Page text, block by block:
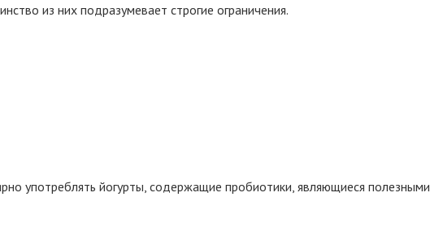
из них подразумевает строгие ограничения.
употреблять йогурты, содержащие пробиотики, являющиеся полезными